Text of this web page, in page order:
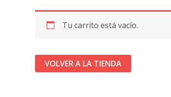
Tu carrito está vacío.
VOLVER A LA TIENDA